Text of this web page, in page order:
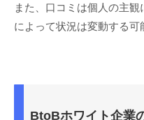
また、口コミは個人の主
によって状況は変動する可
BtoBホワイト企業